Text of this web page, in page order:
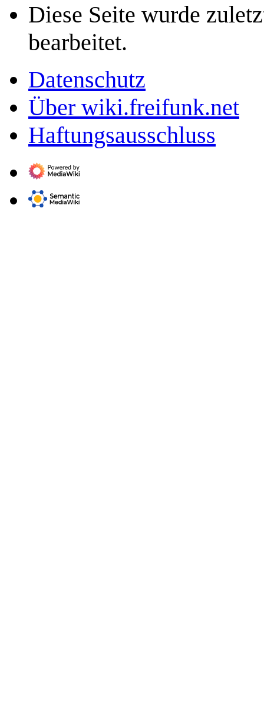
Diese Seite wurde
bearbeitet.
Datenschutz
Über wiki.freifunk.net
Haftungsausschluss